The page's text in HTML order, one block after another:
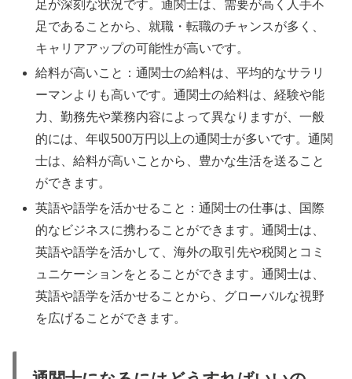
足が深刻な状況です。通関士は、需要が高く人手不
足であることから、就職・転職のチャンスが多く、
キャリアアップの可能性が高いです。
給料が高いこと：通関士の給料は、平均的なサラリ
ーマンよりも高いです。通関士の給料は、経験や能
力、勤務先や業務内容によって異なりますが、一般
的には、年収500万円以上の通関士が多いです。通関
士は、給料が高いことから、豊かな生活を送ること
ができます。
英語や語学を活かせること：通関士の仕事は、国際
的なビジネスに携わることができます。通関士は、
英語や語学を活かして、海外の取引先や税関とコミ
ュニケーションをとることができます。通関士は、
英語や語学を活かせることから、グローバルな視野
を広げることができます。